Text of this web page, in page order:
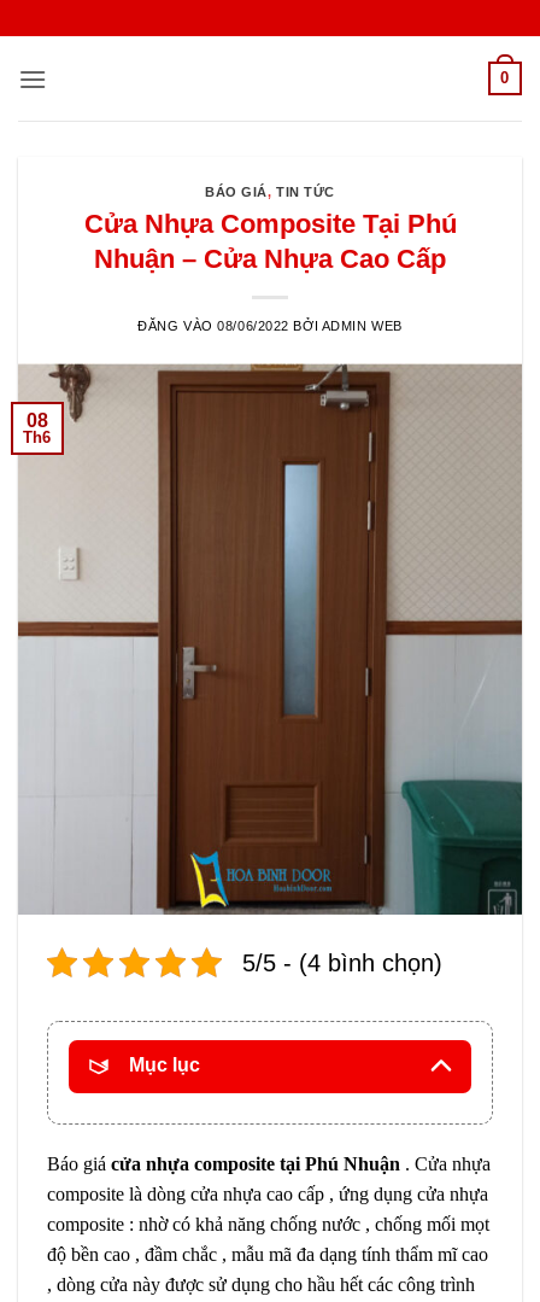
nội
0
BÁO GIÁ,TIN TỨC
Cửa Nhựa Composite Tại Phú
Nhuận – Cửa Nhựa Cao Cấp
ĐĂNG VÀO08/06/2022 BỞI ADMIN WEB
08
Th6
5/5 - (4 bình chọn)
Mục lục
Báo giá cửa nhựa composite tại Phú Nhuận . Cửa nhựa
composite là dòng cửa nhựa cao cấp , ứng dụng cửa nhựa
composite : nhờ có khả năng chống nước , chống mối mọt
độ bền cao , đầm chắc , mẫu mã đa dạng tính thẩm mĩ cao
, dòng cửa này được sử dụng cho hầu hết các công trình